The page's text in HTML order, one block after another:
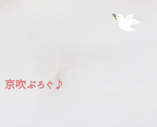
京吹ぶろぐ♪